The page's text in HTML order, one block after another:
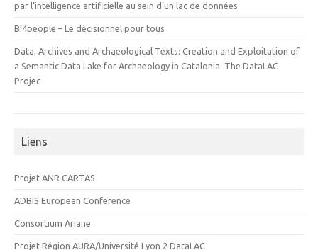
par l’intelligence artificielle au sein d’un lac de données
BI4people – Le décisionnel pour tous
Data, Archives and Archaeological Texts: Creation and Exploitation of
a Semantic Data Lake for Archaeology in Catalonia. The DataLAC
Projec
Liens
Projet ANR CARTAS
ADBIS European Conference
Consortium Ariane
Projet Région AURA/Université Lyon 2 DataLAC